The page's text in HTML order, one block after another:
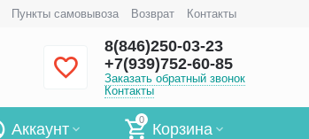
Пункты самовывоза Возврат Контакты
8(846)250-03-23
+7(939)752-60-85
Заказать обратный звонок
Контакты
0
Корзина
Аккаунт